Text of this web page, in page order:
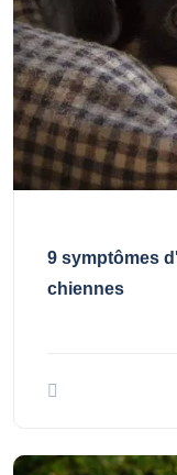
9 symptômes
chiennes